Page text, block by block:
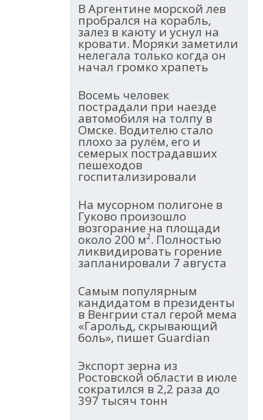
В Аргентине морской лев
пробрался на корабль,
залез в каюту и уснул на
кровати. Моряки заметили
нелегала только когда он
начал громко храпеть
Восемь человек
пострадали при наезде
автомобиля на толпу в
Омске. Водителю стало
плохо за рулём, его и
семерых пострадавших
пешеходов
госпитализировали
На мусорном полигоне в
Гуково произошло
возгорание на площади
около 200 м². Полностью
ликвидировать горение
запланировали 7 августа
Самым популярным
кандидатом в президенты
в Венгрии стал герой мема
«Гарольд, скрывающий
боль», пишет Guardian
Экспорт зерна из
Ростовской области в июле
сократился в 2,2 раза до
397 тысяч тонн